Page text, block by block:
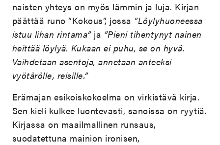
naisten yhteys on myös lämmin ja luja. Kirjan
päättää runo ”Kokous”, jossa ”Löylyhuoneessa
istuu lihan rintama”ja ”Pieni tihentynyt nainen
heittää löylyä. Kukaan ei puhu, se on hyvä.
Vaihdetaan asentoja, annetaan anteeksi
vyötärölle, reisille.”
Erämajan esikoiskokoelma on virkistävä kirja.
Sen kieli kulkee luontevasti, sanoissa on ryytiä.
Kirjassa on maailmallinen runsaus,
suodatettuna mainion ironisen,